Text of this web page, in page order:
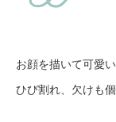
お顔を描いて可愛
ひび割れ、欠けも